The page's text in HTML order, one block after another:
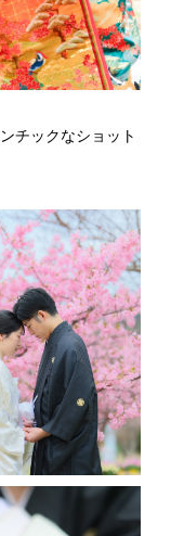
チックなショット